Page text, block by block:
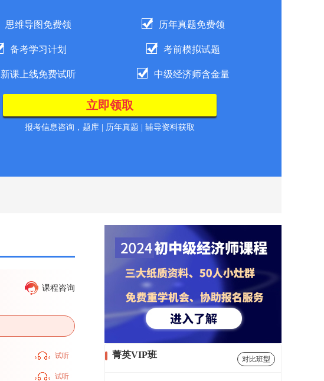
思维导图免费领 历年真题免费领
备考学习计划 考前模拟试题
新课上线免费试听 中级经济师含金量
报考信息咨询，题库 | 历年真题 | 辅导资料获取
课程咨询
试听
试听
菁英VIP班 对比班型